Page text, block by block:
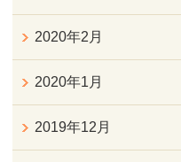
2020年2月
2020年1月
2019年12月